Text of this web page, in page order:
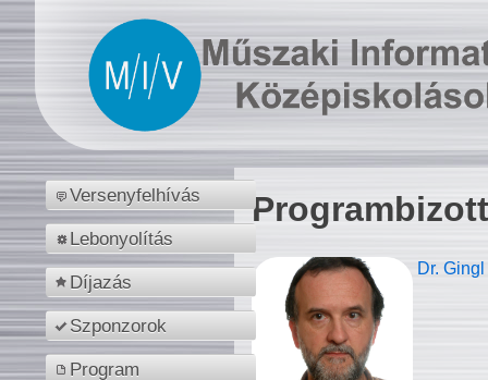
Versenyfelhívás
Lebonyolítás
Díjazás
Szponzorok
Program
Dr.